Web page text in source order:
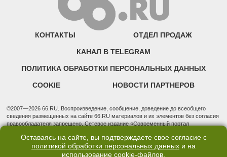
КОНТАКТЫ ОТДЕЛ ПРОДАЖ
КАНАЛ В TELEGRAM
ПОЛИТИКА ОБРАБОТКИ ПЕРСОНАЛЬНЫХ ДАННЫХ
COOKIE НОВОСТИ ПАРТНЕРОВ
©2007—2026 66.RU. Воспроизведение, сообщение, доведение до всеобщего
сведения размещенных на сайте 66.RU материалов и их элементов без согласия
правообладателя запрещено. Сетевое издание «Современный портал
надзору в сфере связи, информационных технологий и массовых коммуникаций
(Роскомнадзор). Регистрационный номер ЭЛ № ФС 77 - 76634 от 02.09.2019
Учредитель: Общество с ограниченной ответственностью "66.ру". Юридический
Оставаясь на сайте, вы подтверждаете свое согласие с
политикой обработки персональных данных и на
использование cookie-файлов.